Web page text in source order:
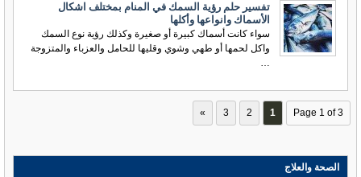
تفسير حلم رؤية السمك في المنام بمختلف اشكال
الأسماك وانواعها وأكلها
سواء كانت أسماك كبيرة أو صغيرة وكذلك رؤية نوع السمك
واكل لحمها أو طهي وشوي وقليها للحامل والعزباء والمتزوجة
…
Page 1 of 3
1
2
3
»
الصحة والعلاج